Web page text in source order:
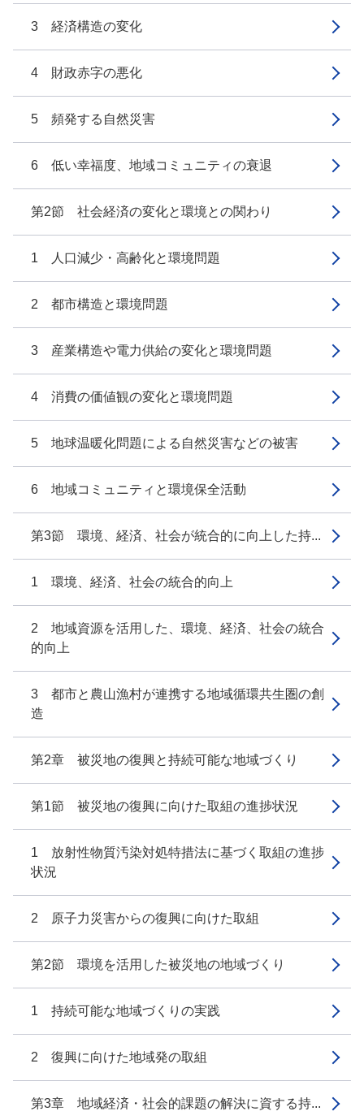
3 経済構造の変化
4 財政赤字の悪化
5 頻発する自然災害
6 低い幸福度、地域コミュニティの衰退
第2節 社会経済の変化と環境との関わり
1 人口減少・高齢化と環境問題
2 都市構造と環境問題
3 産業構造や電力供給の変化と環境問題
4 消費の価値観の変化と環境問題
5 地球温暖化問題による自然災害などの被害
6 地域コミュニティと環境保全活動
第3節 環境、経済、社会が統合的に向上した持...
1 環境、経済、社会の統合的向上
2 地域資源を活用した、環境、経済、社会の統合
的向上
3 都市と農山漁村が連携する地域循環共生圏の創
造
第2章 被災地の復興と持続可能な地域づくり
第1節 被災地の復興に向けた取組の進捗状況
1 放射性物質汚染対処特措法に基づく取組の進捗
状況
2 原子力災害からの復興に向けた取組
第2節 環境を活用した被災地の地域づくり
1 持続可能な地域づくりの実践
2 復興に向けた地域発の取組
第3章 地域経済・社会的課題の解決に資する持...